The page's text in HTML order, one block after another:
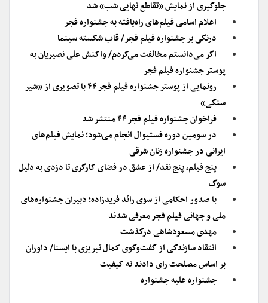
جلوگیری از نمایش «تقاطع نهایی شب» شد
اعلام اسامی فیلم‌های راه‌یافته به جشنواره فجر
درنگی بر جشنواره فیلم فجر/ قاب شکسته سینما
اگر می‌دانستم مخالفت می‌کردم/ واکنش علی نصیریان به
پوستر جشنواره فیلم فجر
رونمایی از پوستر جشنواره فیلم فجر ۴۴ با تصویری از «شیر
سنگی»
فراخوان جشنواره فیلم فجر ۴۴ منتشر شد
در سومین دوره فستیوال انجام می‌شود؛ نمایش فیلم‌های
ایرانی در جشنواره زنان شرقی
پنج فیلم، پنج نقد/ از عشق در فضای کارگری تا دزدی به دلیل
سوگ
با صدور احکامی از سوی رائد فریدزاده؛ دبیران جشنواره‌های
ملی و جهانی فیلم فجر معرفی شدند
مهدی مسعودشاهی درگذشت
انتقاد سازندگی از گفت‌وگوی کمال تبریزی با ایسنا/ داوران
بر اساس مصلحت رای دادند نه کیفیت
جشنواره علیه جشنواره